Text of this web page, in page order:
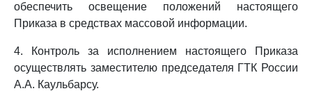
обеспечить освещение положений настоящего
Приказа в средствах массовой информации.
4. Контроль за исполнением настоящего Приказа
осуществлять заместителю председателя ГТК России
А.А. Каульбарсу.